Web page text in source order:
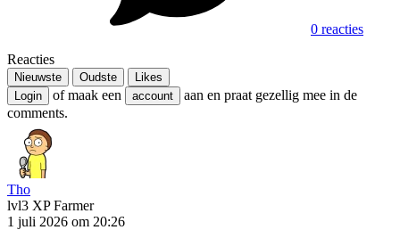
0 reacties
Reacties
Nieuwste Oudste
Likes
Login
of maak een account
aan en praat gezellig mee in de
comments.
Tho
lvl3 XP Farmer
1 juli 2026 om 20:26